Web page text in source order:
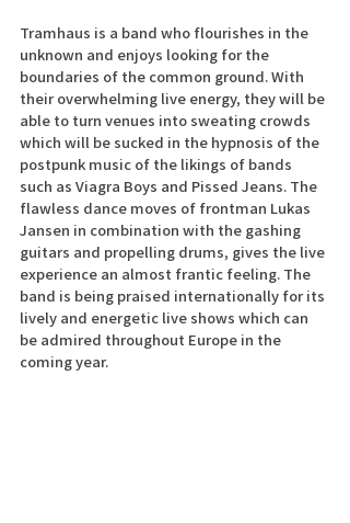
Tramhaus is a band who flourishes in the
unknown and enjoys looking for the
boundaries of the common ground. With
their overwhelming live energy, they will be
able to turn venues into sweating crowds
which will be sucked in the hypnosis of the
postpunk music of the likings of bands
such as Viagra Boys and Pissed Jeans. The
flawless dance moves of frontman Lukas
Jansen in combination with the gashing
guitars and propelling drums, gives the live
experience an almost frantic feeling. The
band is being praised internationally for its
lively and energetic live shows which can
be admired throughout Europe in the
coming year.